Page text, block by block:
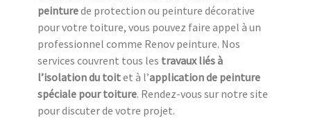
peinturede protection ou peinture décorative
pour votre toiture, vous pouvez faire appel à un
professionnel comme Renov peinture. Nos
services couvrent tous les travaux liés à
l’isolation du toitet à l’application de peinture
spéciale pour toiture. Rendez-vous sur notre site
pour discuter de votre projet.